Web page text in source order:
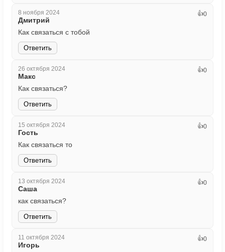
8 ноября 2024
Дмитрий
👍0
Как связаться с тобой
Ответить
26 октября 2024
Макс
👍0
Как связаться?
Ответить
15 октября 2024
Гость
👍0
Как связаться то
Ответить
13 октября 2024
Саша
👍0
как связаться?
Ответить
11 октября 2024
Игорь
👍0